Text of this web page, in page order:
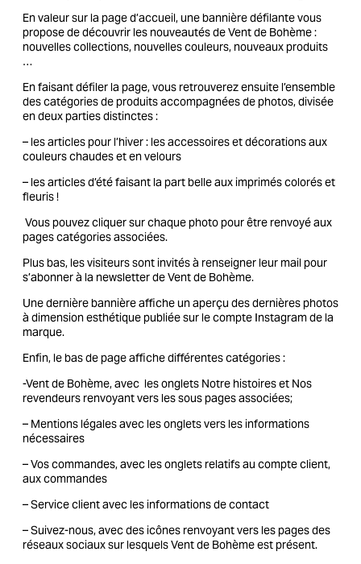
En valeur sur la page d’accueil, une bannière défilante vous
propose de découvrir les nouveautés de Vent de Bohème :
nouvelles collections, nouvelles couleurs, nouveaux produits
…
En faisant défiler la page, vous retrouverez ensuite l’ensemble
des catégories de produits accompagnées de photos, divisée
en deux parties distinctes :
– les articles pour l’hiver : les accessoires et décorations aux
couleurs chaudes et en velours
– les articles d’été faisant la part belle aux imprimés colorés et
fleuris !
Vous pouvez cliquer sur chaque photo pour être renvoyé aux
pages catégories associées.
Plus bas, les visiteurs sont invités à renseigner leur mail pour
s’abonner à la newsletter de Vent de Bohème.
Une dernière bannière affiche un aperçu des dernières photos
à dimension esthétique publiée sur le compte Instagram de la
marque.
Enfin, le bas de page affiche différentes catégories :
-Vent de Bohème, avec les onglets Notre histoires et Nos
revendeurs renvoyant vers les sous pages associées;
– Mentions légales avec les onglets vers les informations
nécessaires
– Vos commandes, avec les onglets relatifs au compte client,
aux commandes
– Service client avec les informations de contact
– Suivez-nous, avec des icônes renvoyant vers les pages des
réseaux sociaux sur lesquels Vent de Bohème est présent.